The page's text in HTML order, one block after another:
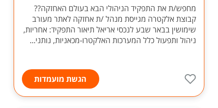
מחפש/ת את התפקיד הניהולי הבא בעולם האחזקה??
קבוצת אלקטרה מגייסת מנהל /ת אחזקה לאתר מעורב
שימושין בבאר שבע לנכסי אריאל תיאור התפקיד: אחריות,
ניהול ותפעול כלל המערכות האלקטרו-מכאניות, נותני...
הגשת מועמדות